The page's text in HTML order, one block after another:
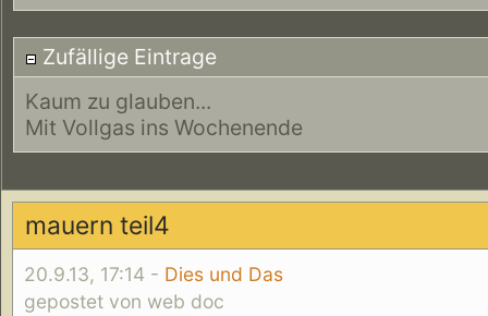
Zufällige Eintrage
Kaum zu glauben...
Mit Vollgas ins Wochenende
mauern teil4
20.9.13, 17:14 - Dies und Das
gepostet von web doc